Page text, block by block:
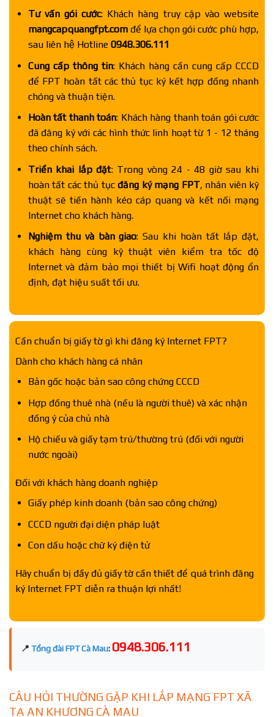
Tư vấn gói cước: Khách hàng truy cập vào website
mangcapquangfpt.comđể lựa chọn gói cước phù hợp,
sau liên hệ Hotline 0948.306.111
Cung cấp thông tin: Khách hàng cần cung cấp CCCD
để FPT hoàn tất các thủ tục ký kết hợp đồng nhanh
chóng và thuận tiện.
Hoàn tất thanh toán: Khách hàng thanh toán gói cước
đã đăng ký với các hình thức linh hoạt từ 1 - 12 tháng
theo chính sách.
Triển khai lắp đặt: Trong vòng 24 - 48 giờ sau khi
hoàn tất các thủ tục đăng ký mạng FPT, nhân viên kỹ
thuật sẽ tiến hành kéo cáp quang và kết nối mạng
Internet cho khách hàng.
Nghiệm thu và bàn giao: Sau khi hoàn tất lắp đặt,
khách hàng cùng kỹ thuật viên kiểm tra tốc độ
Internet và đảm bảo mọi thiết bị Wifi hoạt động ổn
định, đạt hiệu suất tối ưu.
Cần chuẩn bị giấy tờ gì khi đăng ký Internet FPT?
Dành cho khách hàng cá nhân
Bản gốc hoặc bản sao công chứng CCCD
Hợp đồng thuê nhà (nếu là người thuê) và xác nhận
đồng ý của chủ nhà
Hộ chiếu và giấy tạm trú/thường trú (đối với người
nước ngoài)
Đối với khách hàng doanh nghiệp
Giấy phép kinh doanh (bản sao công chứng)
CCCD người đại diện pháp luật
Con dấu hoặc chữ ký điện tử
Hãy chuẩn bị đầy đủ giấy tờ cần thiết để quá trình đăng
ký Internet FPT diễn ra thuận lợi nhất!
📍 Tổng đài FPT Cà Mau: 0948.306.111
CÂU HỎI THƯỜNG GẶP KHI LẮP MẠNG FPT XÃ
TẠ AN KHƯƠNG CÀ MAU